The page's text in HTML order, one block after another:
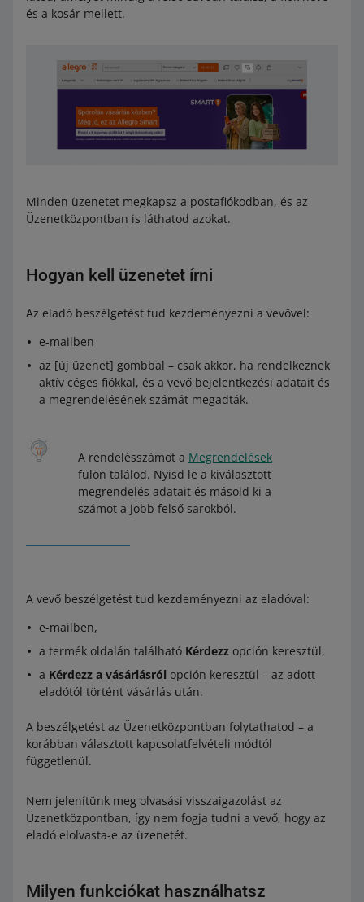
és a kosár mellett.
Minden üzenetet megkapsz a postafiókodban, és az
Üzenetközpontban is láthatod azokat.
Hogyan kell üzenetet írni
Az eladó beszélgetést tud kezdeményezni a vevővel:
e-mailben
az [új üzenet] gombbal – csak akkor, ha rendelkeznek
aktív céges fiókkal, és a vevő bejelentkezési adatait és
a megrendelésének számát megadták.
A rendelésszámot a Megrendelések
fülön találod. Nyisd le a kiválasztott
megrendelés adatait és másold ki a
számot a jobb felső sarokból.
A vevő beszélgetést tud kezdeményezni az eladóval:
e-mailben,
a termék oldalán található Kérdezz opción keresztül,
a Kérdezz a vásárlásról opción keresztül – az adott
eladótól történt vásárlás után.
A beszélgetést az Üzenetközpontban folytathatod – a
korábban választott kapcsolatfelvételi módtól
függetlenül.
Nem jelenítünk meg olvasási visszaigazolást az
Üzenetközpontban, így nem fogja tudni a vevő, hogy az
eladó elolvasta-e az üzenetét.
Milyen funkciókat használhatsz